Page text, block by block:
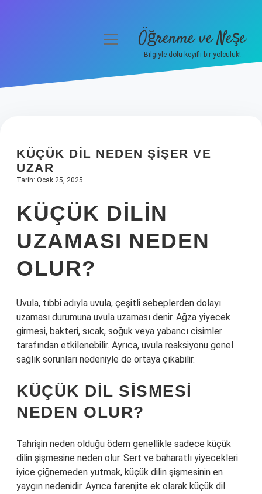
Hakkımızda
menüyüÖğrenme ve Neşe
Bilgiyle dolu keyifli bir yolculuk!
KÜÇÜK DIL NEDEN ŞIŞER VE
UZAR
Tarih: Ocak 25, 2025
KÜÇÜK DILIN
UZAMASI NEDEN
OLUR?
Uvula, tıbbi adıyla uvula, çeşitli sebeplerden dolayı
uzaması durumuna uvula uzaması denir. Ağza yiyecek
girmesi, bakteri, sıcak, soğuk veya yabancı cisimler
tarafından etkilenebilir. Ayrıca, uvula reaksiyonu genel
sağlık sorunları nedeniyle de ortaya çıkabilir.
KÜÇÜK DIL SISMESI
NEDEN OLUR?
Tahrişin neden olduğu ödem genellikle sadece küçük
dilin şişmesine neden olur. Sert ve baharatlı yiyecekleri
iyice çiğnemeden yutmak, küçük dilin şişmesinin en
yaygın nedenidir. Ayrıca farenjite ek olarak küçük dil